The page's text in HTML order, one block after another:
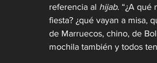
referencia al hijab. “¿A qué
fiesta? ¿qué vayan a misa,
de Marruecos, chino, de
mochila también y todos